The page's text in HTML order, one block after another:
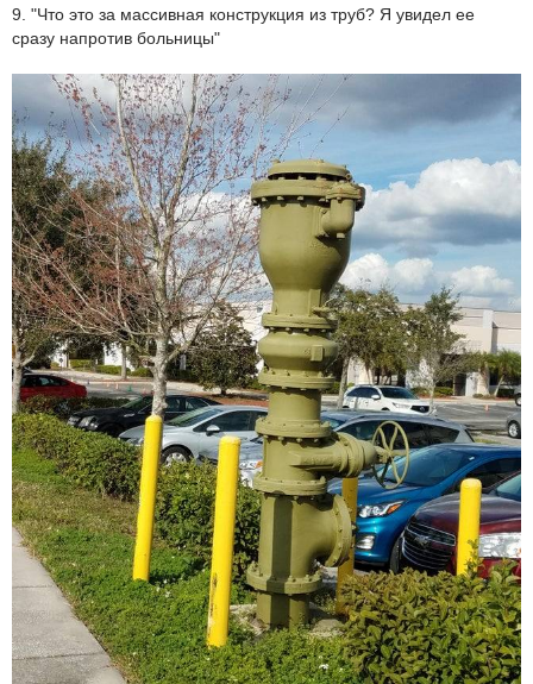
9. "Что это за массивная конструкция из труб? Я увидел ее
сразу напротив больницы"